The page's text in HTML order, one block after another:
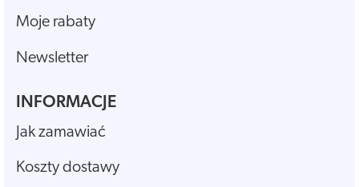
Moje rabaty
Newsletter
INFORMACJE
Jak zamawiać
Koszty dostawy